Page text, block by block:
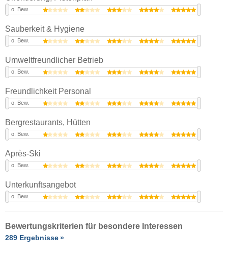
o. Bew.
Sauberkeit & Hygiene
o. Bew.
Umweltfreundlicher Betrieb
o. Bew.
Freundlichkeit Personal
o. Bew.
Bergrestaurants, Hütten
o. Bew.
Après-Ski
o. Bew.
Unterkunftsangebot
o. Bew.
Bewertungskriterien für besondere Interessen
289 Ergebnisse